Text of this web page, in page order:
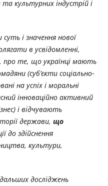
культурних індустрій і
суть і значення нової
в усвідомленні,
про те, що українці мають
(суб’єкти соціально-
на успіх і моральні
інноваційно активний
і відчувають
держави, що
до здійснення
культури,
досліджень